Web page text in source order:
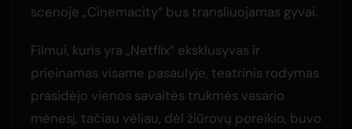
scenoje „Cinemacity“ bus transliuojamas gyvai.
Filmui, kuris yra „Netflix“ eksklusyvas ir
prieinamas visame pasaulyje, teatrinis rodymas
prasidėjo vienos savaitės trukmės vasario
mėnesį, tačiau vėliau, dėl žiūrovų poreikio, buvo